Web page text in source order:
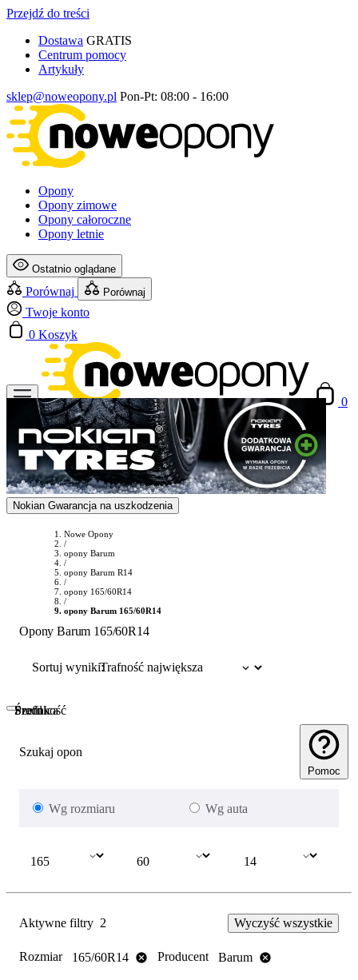
Przejdź do treści
Dostawa GRATIS
Centrum pomocy
Artykuły
sklep@noweopony.pl Pon-Pt: 08:00 - 16:00
Opony
Opony zimowe
Opony całoroczne
Opony letnie
Ostatnio oglądane
Porównaj Porównaj
Twoje konto
0 Koszyk
0
Nokian Gwarancja na uszkodzenia
Nowe Opony
/
opony Barum
/
opony Barum R14
/
opony 165/60R14
/
opony Barum 165/60R14
Opony Barum 165/60R14
Sortuj wyniki:
Szukaj opon
Pomoc
Wg rozmiaru Wg auta
Szerokość
Profil
Średnica
Aktywne filtry 2 Wyczyść wszystkie
Rozmiar 165/60R14 Producent Barum